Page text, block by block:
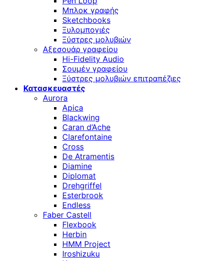
Μπλοκ γραφής
Sketchbooks
Ξυλομπογιές
Ξύστρες μολυβιών
Αξεσουάρ γραφείου
Hi-Fidelity Audio
Σουμέν γραφείου
Ξύστρες μολυβιών επιτραπέζιες
Κατασκευαστές
Aurora
Apica
Blackwing
Caran d’Ache
Clarefontaine
Cross
De Atramentis
Diamine
Diplomat
Drehgriffel
Esterbrook
Endless
Faber Castell
Flexbook
Herbin
HMM Project
Iroshizuku